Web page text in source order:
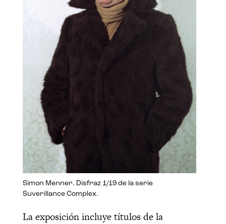
Simon Menner. Disfraz 1/19 de la serie
Suverillance Complex.
La exposición incluye títulos de la